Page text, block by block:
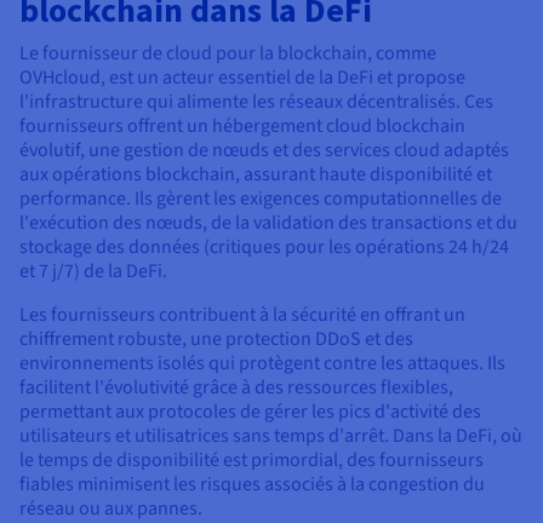
blockchain dans la DeFi
Le fournisseur de cloud pour la blockchain, comme
OVHcloud, est un acteur essentiel de la DeFi et propose
l'infrastructure qui alimente les réseaux décentralisés. Ces
fournisseurs offrent un hébergement cloud blockchain
évolutif, une gestion de nœuds et des services cloud adaptés
aux opérations blockchain, assurant haute disponibilité et
performance. Ils gèrent les exigences computationnelles de
l'exécution des nœuds, de la validation des transactions et du
stockage des données (critiques pour les opérations 24 h/24
et 7 j/7) de la DeFi.
Les fournisseurs contribuent à la sécurité en offrant un
chiffrement robuste, une protection DDoS et des
environnements isolés qui protègent contre les attaques. Ils
facilitent l'évolutivité grâce à des ressources flexibles,
permettant aux protocoles de gérer les pics d'activité des
utilisateurs et utilisatrices sans temps d'arrêt. Dans la DeFi, où
le temps de disponibilité est primordial, des fournisseurs
fiables minimisent les risques associés à la congestion du
réseau ou aux pannes.